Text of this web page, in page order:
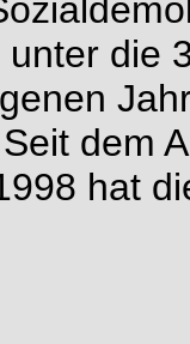
die
dem
hat